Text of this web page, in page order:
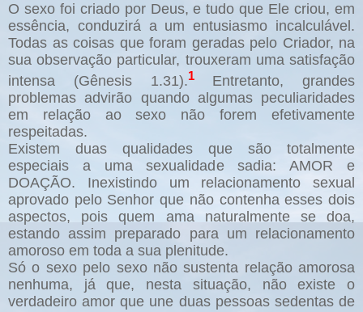
O sexo foi criado por Deus, e tudo que Ele criou, em
essência, conduzirá a um entusiasmo incalculável.
Todas as coisas que foram geradas pelo Criador, na
sua observação particular, trouxeram uma satisfação
intensa (Gênesis 1.31).1Entretanto, grandes
problemas advirão quando algumas peculiaridades
em relação ao sexo não forem efetivamente
respeitadas.
Existem duas qualidades que são totalmente
especiais a uma sexualidade sadia: AMOR e
DOAÇÃO. Inexistindo um relacionamento sexual
aprovado pelo Senhor que não contenha esses dois
aspectos, pois quem ama naturalmente se doa,
estando assim preparado para um relacionamento
amoroso em toda a sua plenitude.
Só o sexo pelo sexo não sustenta relação amorosa
nenhuma, já que, nesta situação, não existe o
verdadeiro amor que une duas pessoas sedentas de